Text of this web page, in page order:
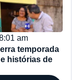
am
temporada
histórias de